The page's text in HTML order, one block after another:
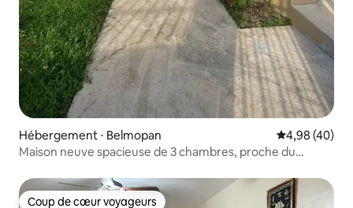
Hébergement ⋅ Belmopan Évaluation
4,98 (40)
Maison neuve spacieuse de 3 chambres, proche du
Coup de cœur voyageurs